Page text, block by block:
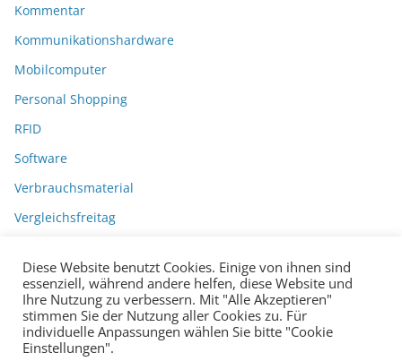
Kommentar
Kommunikationshardware
Mobilcomputer
Personal Shopping
RFID
Software
Verbrauchsmaterial
Vergleichsfreitag
Diese Website benutzt Cookies. Einige von ihnen sind
essenziell, während andere helfen, diese Website und
Ihre Nutzung zu verbessern. Mit "Alle Akzeptieren"
stimmen Sie der Nutzung aller Cookies zu. Für
individuelle Anpassungen wählen Sie bitte "Cookie
Einstellungen".